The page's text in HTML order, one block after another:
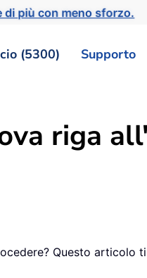
di più con meno sforzo.
(5300) Supporto
riga
Questo articolo